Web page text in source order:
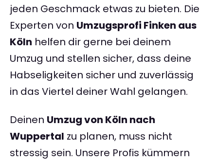
jeden Geschmack etwas zu bieten. Die
Experten von Umzugsprofi Finken aus
Köln helfen dir gerne bei deinem
Umzug und stellen sicher, dass deine
Habseligkeiten sicher und zuverlässig
in das Viertel deiner Wahl gelangen.
Deinen Umzug von Köln nach
Wuppertal zu planen, muss nicht
stressig sein. Unsere Profis kümmern